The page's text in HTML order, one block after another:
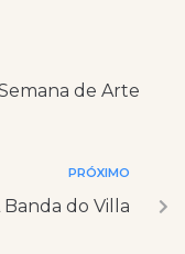
de Arte
PRÓXIMO
Banda do Villa